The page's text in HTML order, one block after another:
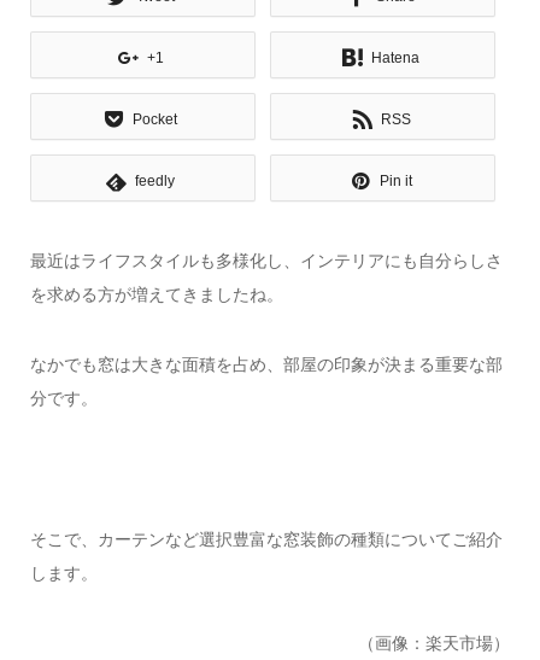
+1 Hatena
Pocket RSS
feedly Pin it
最近はライフスタイルも多様化し、インテリアにも自分らしさ
を求める方が増えてきましたね。
なかでも窓は大きな面積を占め、部屋の印象が決まる重要な部
分です。
そこで、カーテンなど選択豊富な窓装飾の種類についてご紹介
します。
（画像：楽天市場）